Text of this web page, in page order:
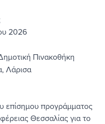
2026
Πινακοθήκη
Λάρισα
επίσημου προγράμματος
Θεσσαλίας για το